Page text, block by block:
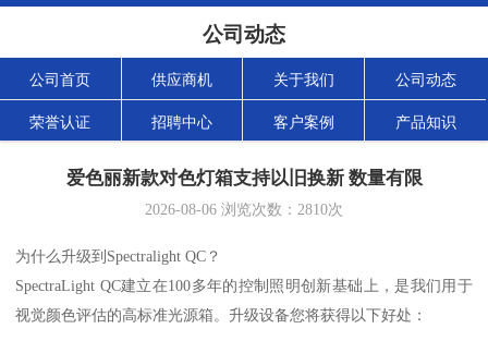
公司动态
公司首页 供应商机 关于我们 公司动态
荣誉认证 招聘中心 客户案例 产品知识
爱色丽新款对色灯箱支持以旧换新 数量有限
2026-08-06 浏览次数： 2810次
为什么升级到 Spectralight QC ？
SpectraLight QC建立在100多年的控制照明创新基础上，是我们用于
视觉颜色评估的高标准光源箱。升级设备您将获得以下好处：